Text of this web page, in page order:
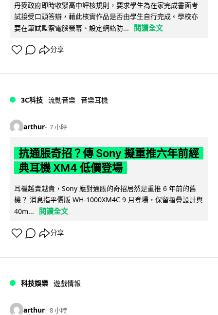
丹麥政府即時收緊高中評核規則，要求學生為在家完成書面考
試接受口頭答辯，藉此核實作品是否由學生自行完成。學校亦
要在筆試監察電腦螢幕、設定網絡防...
閱讀全文
分享
3C科技 流動音樂 音樂耳機
arthur 7 小時
抗通脹奇招？傳 Sony 擬重推六年前經
典耳機 XM4 低價登場
耳機越賣越貴，Sony 應對通脹的奇招居然是重推 6 年前的舊
機？ 消息指平價版 WH-1000XM4C 9 月登場，保留摺疊設計與
40m...
閱讀全文
分享
科技娛樂 遊戲情報
arthur 8 小時